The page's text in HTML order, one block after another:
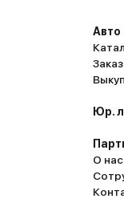
Авто
Выкуп
Юр.
О нас